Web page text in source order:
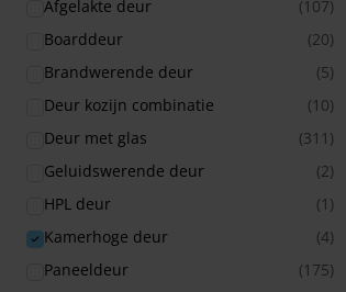
Afgelakte deur
(107)
Boarddeur
(20)
Brandwerende deur
(5)
Deur kozijn combinatie
(10)
Deur met glas
(311)
Geluidswerende deur
(2)
HPL deur
(1)
Kamerhoge deur
(4)
Paneeldeur
(175)